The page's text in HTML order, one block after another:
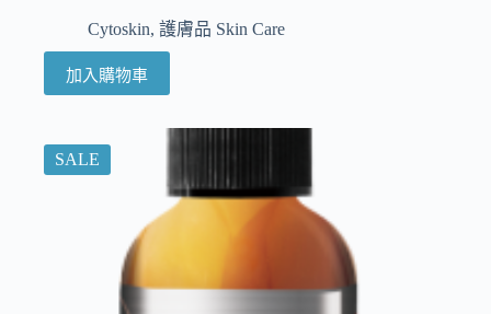
Cytoskin, 護膚品 Skin Care
加入購物車
SALE